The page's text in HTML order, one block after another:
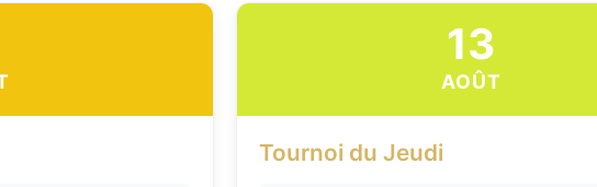
13
AOÛT
Tournoi du Jeudi